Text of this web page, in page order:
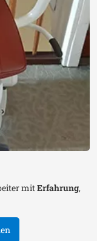
mitErfahrung,